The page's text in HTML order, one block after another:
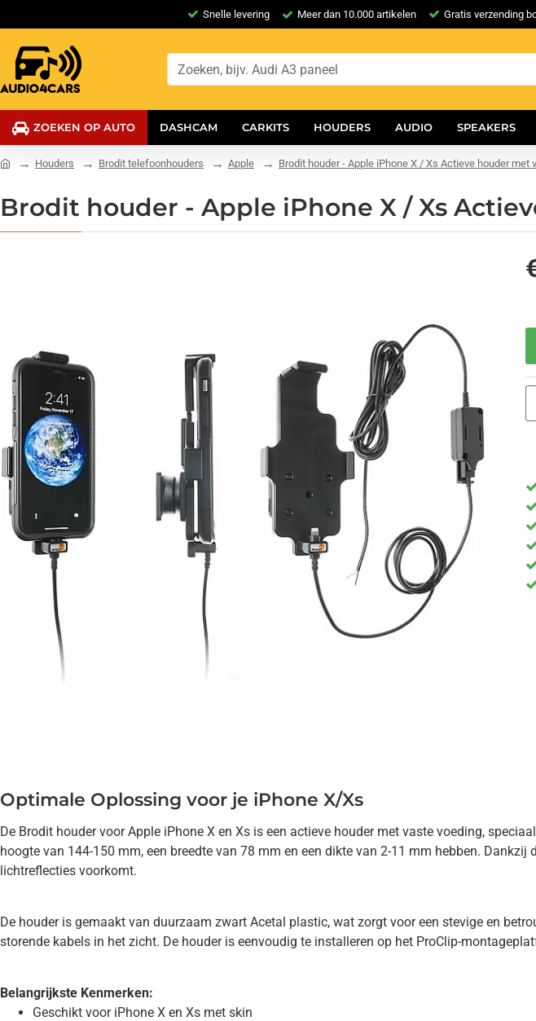
Snelle levering Meer dan 10.000 artikelen Gratis verzending
ZOEKEN OP AUTO DASHCAM CARKITS HOUDERS AUDIO SPEAKERS
Houders Brodit telefoonhouders Apple Brodit houder - Apple iPhone X / Xs Actieve houder met
Brodit houder - Apple iPhone X / Xs
Optimale Oplossing voor je iPhone X/Xs
De Brodit houder voor Apple iPhone X en Xs is een actieve houder met vaste voeding,
hoogte van 144-150 mm, een breedte van 78 mm en een dikte van 2-11 mm hebben.
lichtreflecties voorkomt.
De houder is gemaakt van duurzaam zwart Acetal plastic, wat zorgt voor een stevige en
storende kabels in het zicht. De houder is eenvoudig te installeren op het ProClip-
Belangrijkste Kenmerken:
Geschikt voor iPhone X en Xs met skin